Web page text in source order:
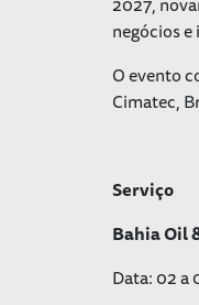
negócios
O evento
Cimatec,
Serviço
Bahia Oil
Data: 02 a